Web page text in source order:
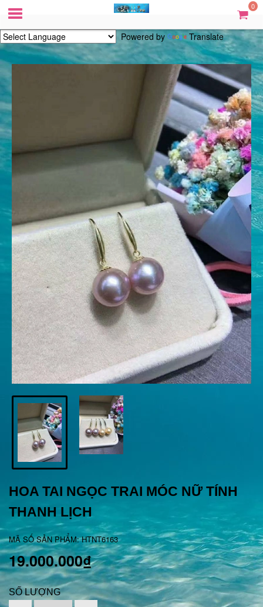
0
Powered by Translate
HOA TAI NGỌC TRAI MÓC NỮ TÍNH
THANH LỊCH
MÃ SỐ SẢN PHẨM: HTNT6163
19.000.000₫
SỐ LƯỢNG